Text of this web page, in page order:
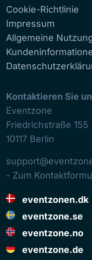
Cookie-Richtlinie
Impressum
Allgemeine
Kontaktieren Sie
Eventzone
Friedrichstraße 155
10117 Berlin
- Zum
eventzonen.dk
eventzone.se
eventzone.no
eventzone.de